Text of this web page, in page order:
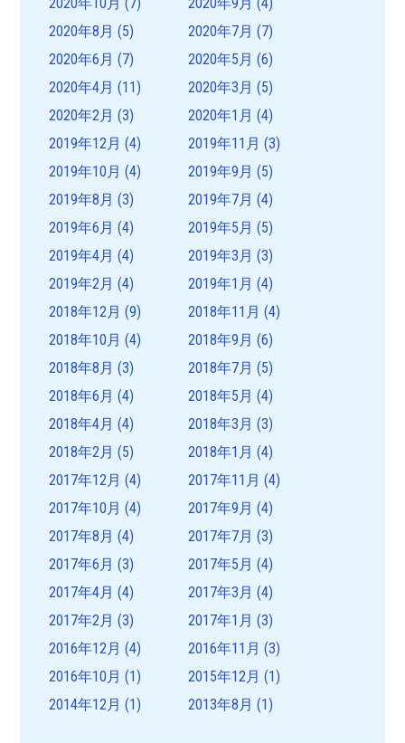
2020年8月 (5) 2020年7月 (7)
2020年6月 (7) 2020年5月 (6)
2020年4月 (11) 2020年3月 (5)
2020年2月 (3) 2020年1月 (4)
2019年12月 (4) 2019年11月 (3)
2019年10月 (4) 2019年9月 (5)
2019年8月 (3) 2019年7月 (4)
2019年6月 (4) 2019年5月 (5)
2019年4月 (4) 2019年3月 (3)
2019年2月 (4) 2019年1月 (4)
2018年12月 (9) 2018年11月 (4)
2018年10月 (4) 2018年9月 (6)
2018年8月 (3) 2018年7月 (5)
2018年6月 (4) 2018年5月 (4)
2018年4月 (4) 2018年3月 (3)
2018年2月 (5) 2018年1月 (4)
2017年12月 (4) 2017年11月 (4)
2017年10月 (4) 2017年9月 (4)
2017年8月 (4) 2017年7月 (3)
2017年6月 (3) 2017年5月 (4)
2017年4月 (4) 2017年3月 (4)
2017年2月 (3) 2017年1月 (3)
2016年12月 (4) 2016年11月 (3)
2016年10月 (1) 2015年12月 (1)
2014年12月 (1) 2013年8月 (1)